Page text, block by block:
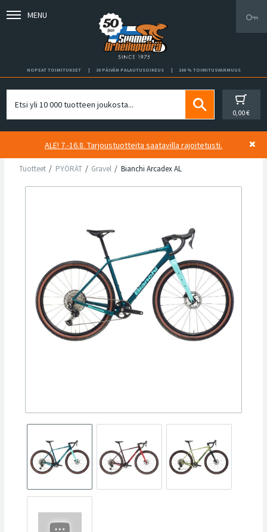
MENU
NOPEAT TOIMITUKSET 30 PÄIVÄN PALAUTUSOIKEUS 100 % TOIMITUSVARMUUS
0,00 €
ALE! 7.-16.8. Tarjoustuotteita saatavilla rajoitetusti.
Tuotteet PYÖRÄT Gravel Bianchi Arcadex AL